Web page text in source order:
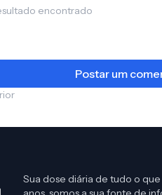
encontrado
Postar um
Sua dose diária de tudo o